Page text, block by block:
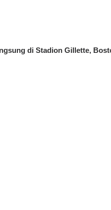
di Stadion Gillette,